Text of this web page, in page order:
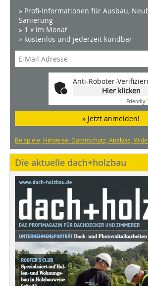
» Profi-Informationen für Ausbau,
Sanierung
» 1 x im Monat
» kostenlos und jederzeit kündbar
Anti-Roboter-
Hier klicken
Friendly
» Jetzt anmelden!
Beispiele, Hinweise: Datenschutz, Analyse,
Die aktuelle dach+holzbau